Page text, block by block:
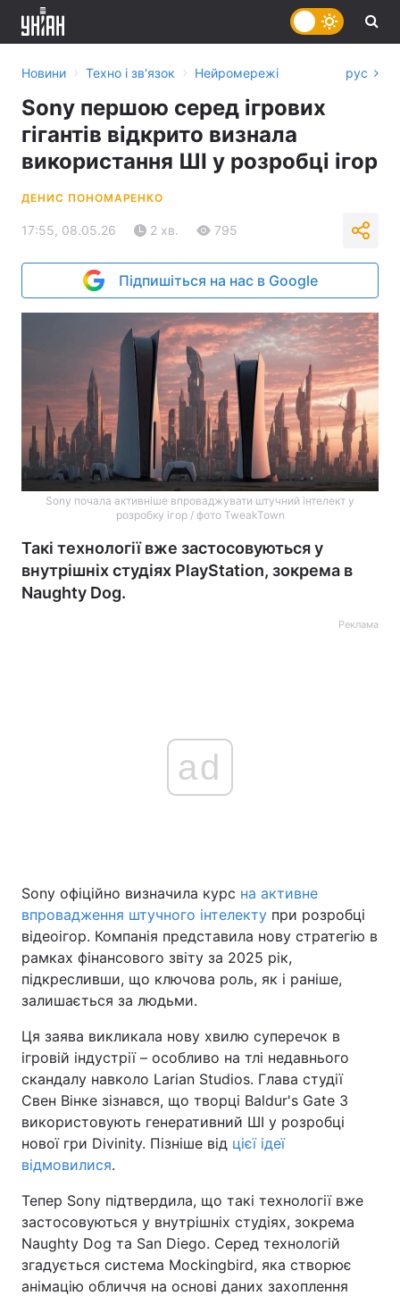
Україна Політика
Економіка Світ
Спорт
Техно і зв'язок Лайт
Зброя Інциденти
Туризм
Цікавинки Погода
Лонгріди
Відео з Youtube Статті
Новини › Техно і зв'язок › Нейромережі рус
Sony першою серед ігрових
гігантів відкрито визнала
використання ШІ у розробці ігор
ДЕНИС ПОНОМАРЕНКО
17:55, 08.05.26 2 хв. 795
Підпишіться на нас в Google
Sony почала активніше впроваджувати штучний інтелект у
розробку ігор / фото TweakTown
Такі технології вже застосовуються у
внутрішніх студіях PlayStation, зокрема в
Naughty Dog.
Реклама
ad
Sony офіційно визначила курс на активне
впровадження штучного інтелекту при розробці
відеоігор. Компанія представила нову стратегію в
рамках фінансового звіту за 2025 рік,
підкресливши, що ключова роль, як і раніше,
залишається за людьми.
Ця заява викликала нову хвилю суперечок в
ігровій індустрії – особливо на тлі недавнього
скандалу навколо Larian Studios. Глава студії
Свен Вінке зізнався, що творці Baldur's Gate 3
використовують генеративний ШІ у розробці
нової гри Divinity. Пізніше від цієї ідеї
відмовилися.
Тепер Sony підтвердила, що такі технології вже
застосовуються у внутрішніх студіях, зокрема
Naughty Dog та San Diego. Серед технологій
згадується система Mockingbird, яка створює
анімацію обличчя на основі даних захоплення